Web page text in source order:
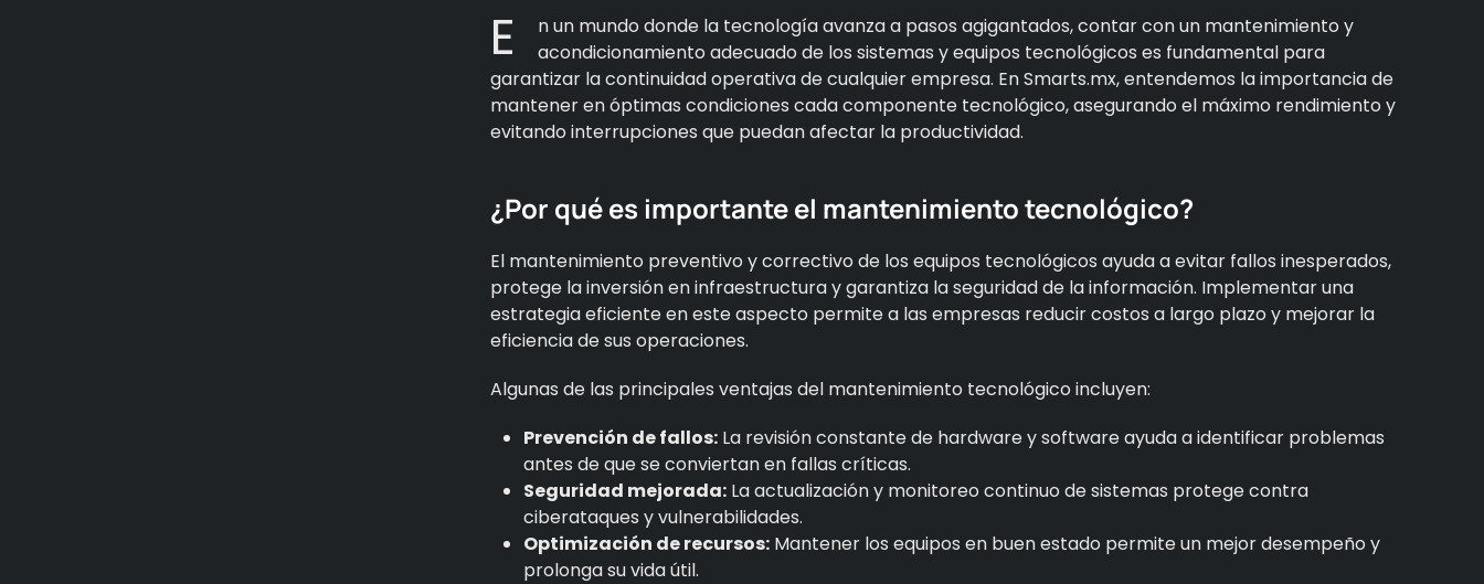
E
n un mundo donde la tecnología avanza a pasos agigantados, contar con un mantenimiento y
acondicionamiento adecuado de los sistemas y equipos tecnológicos es fundamental para
garantizar la continuidad operativa de cualquier empresa. En Smarts.mx, entendemos la importancia de
mantener en óptimas condiciones cada componente tecnológico, asegurando el máximo rendimiento y
evitando interrupciones que puedan afectar la productividad.
¿Por qué es importante el mantenimiento tecnológico?
El mantenimiento preventivo y correctivo de los equipos tecnológicos ayuda a evitar fallos inesperados,
protege la inversión en infraestructura y garantiza la seguridad de la información. Implementar una
estrategia eficiente en este aspecto permite a las empresas reducir costos a largo plazo y mejorar la
eficiencia de sus operaciones.
Algunas de las principales ventajas del mantenimiento tecnológico incluyen:
Prevención de fallos: La revisión constante de hardware y software ayuda a identificar problemas
antes de que se conviertan en fallas críticas.
Seguridad mejorada: La actualización y monitoreo continuo de sistemas protege contra
ciberataques y vulnerabilidades.
Optimización de recursos: Mantener los equipos en buen estado permite un mejor desempeño y
prolonga su vida útil.